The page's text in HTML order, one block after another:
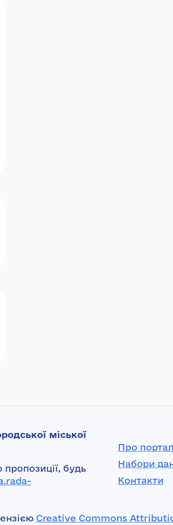
міської
будь
Про портал
Набори
Контакти
Creative Commons